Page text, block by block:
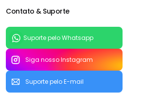
Contato & Suporte
Suporte pelo Whatsapp
Siga nosso Instagram
Suporte pelo E-mail